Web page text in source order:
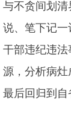
与不贪间划
说、笔下记一
干部违纪违
源，分析病灶
最后回归到自